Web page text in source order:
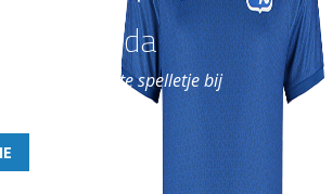
van Rohda
van het leukste spelletje bij